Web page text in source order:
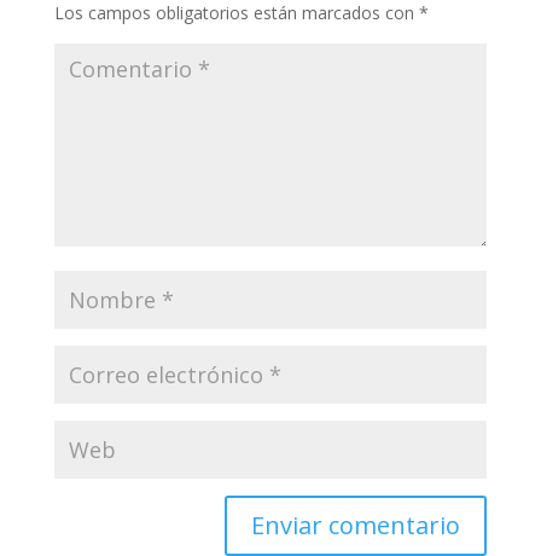
Los campos obligatorios están marcados con *